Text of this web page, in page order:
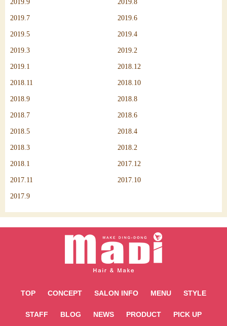
2019.9 2019.8
2019.7 2019.6
2019.5 2019.4
2019.3 2019.2
2019.1 2018.12
2018.11 2018.10
2018.9 2018.8
2018.7 2018.6
2018.5 2018.4
2018.3 2018.2
2018.1 2017.12
2017.11 2017.10
2017.9
TOP CONCEPT SALON INFO MENU STYLE
STAFF BLOG NEWS PRODUCT PICK UP